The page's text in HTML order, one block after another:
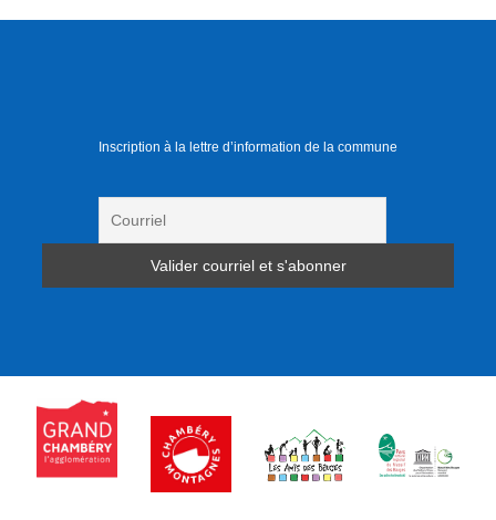
Inscription à la lettre d’information de la commune